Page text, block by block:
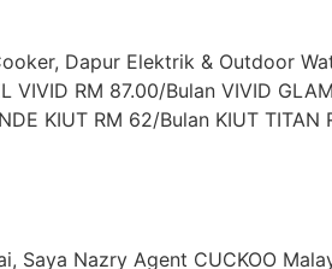
Dapur Elektrik & Outdoor
RM 87.00/Bulan VIVID
KIUT RM 62/Bulan KIUT TITAN
Saya Nazry Agent CUCKOO